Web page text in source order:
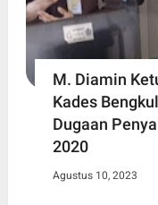
M. Diamin
Kades
Dugaan
2020
Agustus 10, 2023